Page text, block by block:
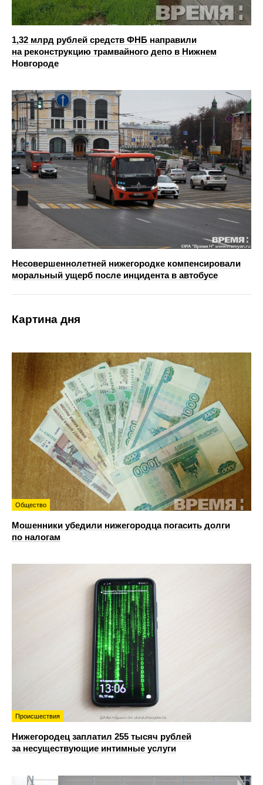
1,32 млрд рублей средств ФНБ направили
на реконструкцию трамвайного депо в Нижнем
Новгороде
Несовершеннолетней нижегородке компенсировали
моральный ущерб после инцидента в автобусе
Картина дня
Общество
Мошенники убедили нижегородца погасить долги
по налогам
Происшествия
Нижегородец заплатил 255 тысяч рублей
за несуществующие интимные услуги